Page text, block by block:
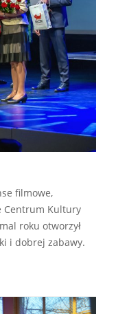
filmowe,
Centrum Kultury
roku otworzył
i dobrej zabawy.